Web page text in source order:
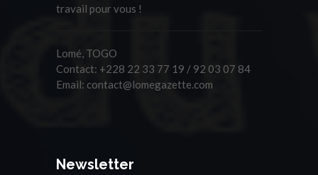
travail pour vous !
Lomé, TOGO
Contact: +228 22 33 77 19 / 92 03 07 84
Email: contact@lomegazette.com
Newsletter